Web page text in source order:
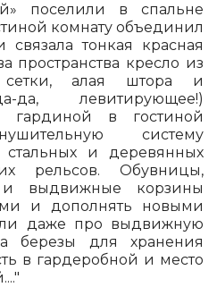
поселили в спальне
комнату объединил
связала тонкая красная
пространства кресло из
алая штора и
да, левитирующее!)
гардиной в гостиной
систему
и деревянных
рельсов. Обувницы,
выдвижные корзины
и дополнять новыми
даже про выдвижную
березы для хранения
в гардеробной и место